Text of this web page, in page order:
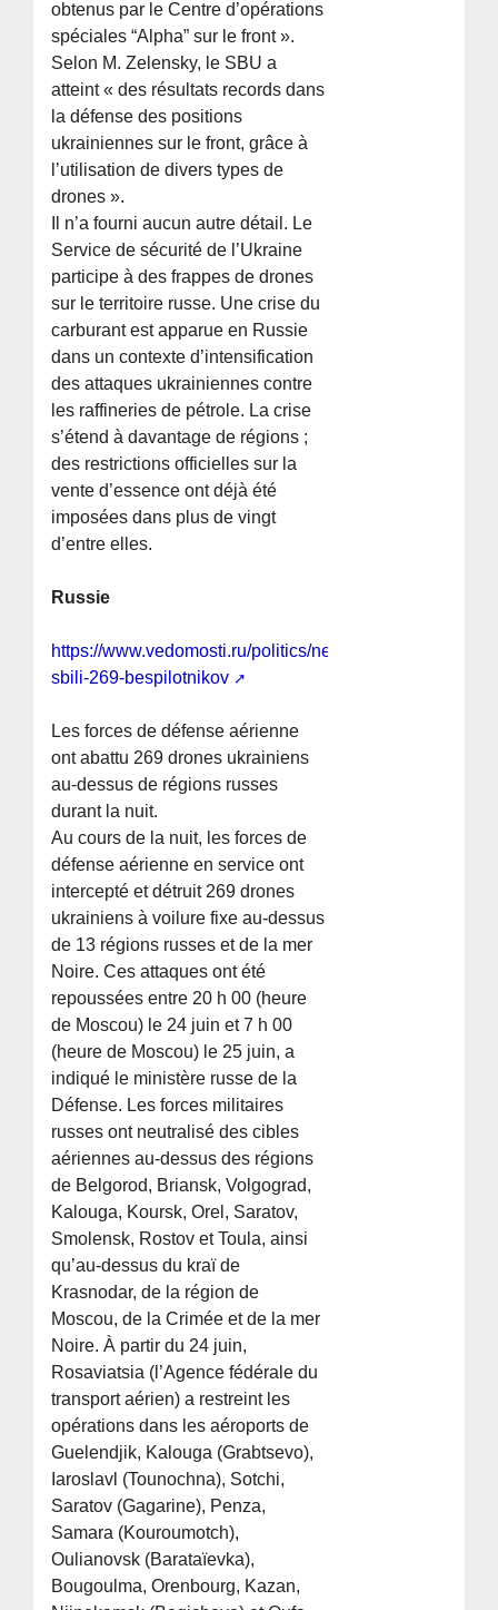
obtenus par le Centre d’opérations
spéciales “Alpha” sur le front ».
Selon M. Zelensky, le SBU a
atteint « des résultats records dans
la défense des positions
ukrainiennes sur le front, grâce à
l’utilisation de divers types de
drones ».
Il n’a fourni aucun autre détail. Le
Service de sécurité de l’Ukraine
participe à des frappes de drones
sur le territoire russe. Une crise du
carburant est apparue en Russie
dans un contexte d’intensification
des attaques ukrainiennes contre
les raffineries de pétrole. La crise
s’étend à davantage de régions ;
des restrictions officielles sur la
vente d’essence ont déjà été
imposées dans plus de vingt
d’entre elles.
Russie
https://www.vedomosti.ru/politics/news/2026/06/25/
sbili-269-bespilotnikov
Les forces de défense aérienne
ont abattu 269 drones ukrainiens
au-dessus de régions russes
durant la nuit.
Au cours de la nuit, les forces de
défense aérienne en service ont
intercepté et détruit 269 drones
ukrainiens à voilure fixe au-dessus
de 13 régions russes et de la mer
Noire. Ces attaques ont été
repoussées entre 20 h 00 (heure
de Moscou) le 24 juin et 7 h 00
(heure de Moscou) le 25 juin, a
indiqué le ministère russe de la
Défense. Les forces militaires
russes ont neutralisé des cibles
aériennes au-dessus des régions
de Belgorod, Briansk, Volgograd,
Kalouga, Koursk, Orel, Saratov,
Smolensk, Rostov et Toula, ainsi
qu’au-dessus du kraï de
Krasnodar, de la région de
Moscou, de la Crimée et de la mer
Noire. À partir du 24 juin,
Rosaviatsia (l’Agence fédérale du
transport aérien) a restreint les
opérations dans les aéroports de
Guelendjik, Kalouga (Grabtsevo),
Iaroslavl (Tounochna), Sotchi,
Saratov (Gagarine), Penza,
Samara (Kouroumotch),
Oulianovsk (Barataïevka),
Bougoulma, Orenbourg, Kazan,